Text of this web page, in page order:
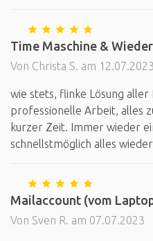
Time Maschine &
Von Christa S. am 12.07.2023
wie stets, flinke Lösung aller
professionelle Arbeit, alles
kurzer Zeit. Immer wieder
schnellstmöglich alles
Mailaccount (vom
Von Sven R. am 07.07.2023